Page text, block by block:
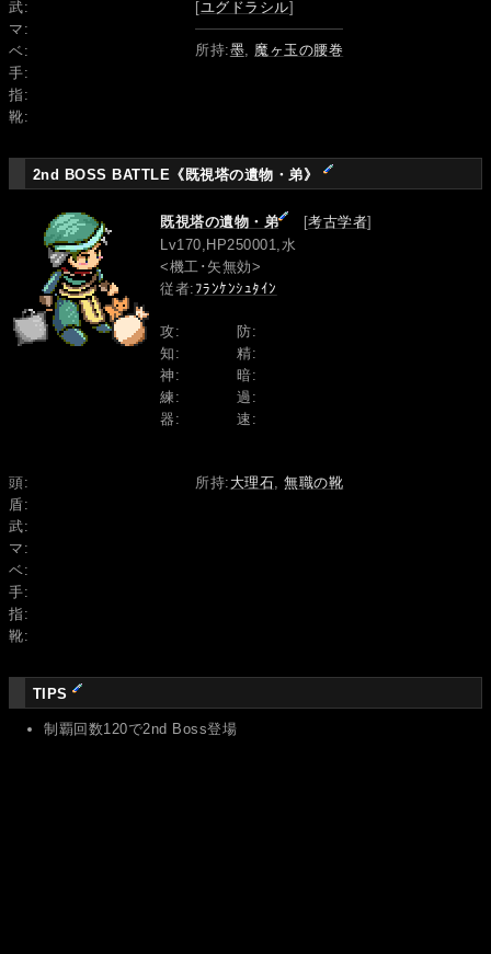
武:
マ:
ベ:
手:
指:
靴:
[ユグドラシル]
所持:墨, 魔ヶ玉の腰巻
2nd BOSS BATTLE《既視塔の遺物・弟》
既視塔の遺物・弟 [考古学者]
Lv170,HP250001,水
<機工･矢無効>
従者: ﾌﾗﾝｹﾝｼｭﾀｲﾝ
攻:
知:
神:
練:
器:
防:
精:
暗:
過:
速:
頭:
盾:
武:
マ:
ベ:
手:
指:
靴:
所持: 大理石 ,無職の靴
TIPS
制覇回数120で2nd Boss登場